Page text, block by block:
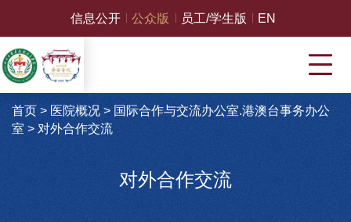
信息公开 公众版 员工/学生版 EN
首页 > 医院概况> 国际合作与交流办公室.港澳台事务办公
室 > 对外合作交流
对外合作交流